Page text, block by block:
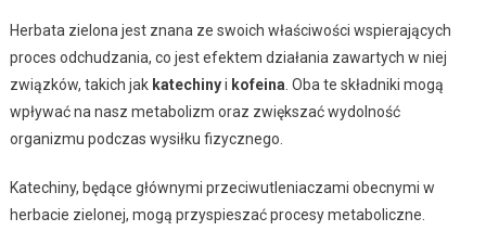
Herbata zielona jest znana ze swoich właściwości wspierających
proces odchudzania, co jest efektem działania zawartych w niej
związków, takich jak katechinyi kofeina . Oba te składniki mogą
wpływać na nasz metabolizm oraz zwiększać wydolność
organizmu podczas wysiłku fizycznego.
Katechiny, będące głównymi przeciwutleniaczami obecnymi w
herbacie zielonej, mogą przyspieszać procesy metaboliczne.